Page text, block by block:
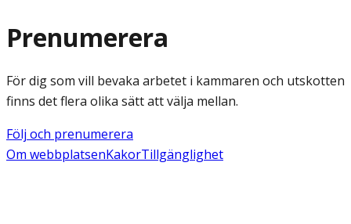
Prenumerera
För dig som vill bevaka arbetet i kammaren och utskotten
finns det flera olika sätt att välja mellan.
Följ och prenumerera
Om webbplatsenKakorTillgänglighet